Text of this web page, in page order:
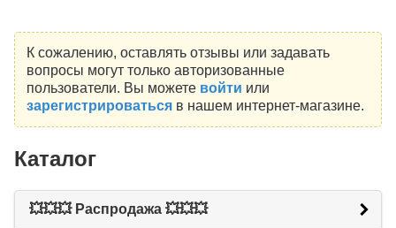
К сожалению, оставлять отзывы или задавать
вопросы могут только авторизованные
пользователи. Вы можете войти или
зарегистрироватьсяв нашем интернет-магазине.
Каталог
💥💥💥 Распродажа 💥💥💥